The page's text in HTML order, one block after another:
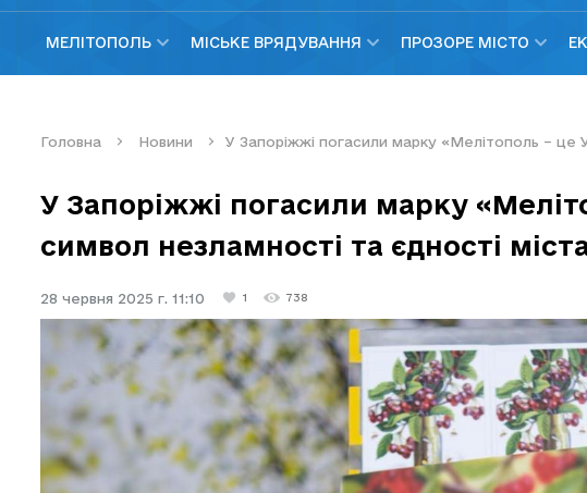
МЕЛІТОПОЛЬ МІСЬКЕ ВРЯДУВАННЯ ПРОЗОРЕ МІСТО
Головна Новини У Запоріжжі погасили марку «Мелітополь – це
У Запоріжжі погасили марку
символ незламності та єдності
28 червня 2025 г. 11:10 1 738